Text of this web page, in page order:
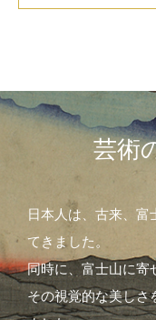
芸術
日本人は、古来、
てきました。
同時に、富士山に寄
その視覚的な美しさ